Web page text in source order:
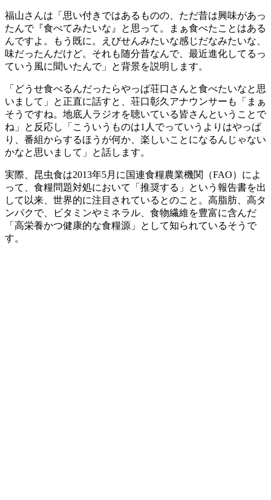
福山さんは「思い付きではあるものの、ただ昔は興味があっ
たんで『食べてみたいな』と思って。まぁ食べたことはある
んですよ。もう既に。えびせんみたいな感じだなみたいな、
味だったんだけど。それも随分昔なんで、最近進化してるっ
ていう風に聞いたんで」と背景を説明します。
「どうせ食べるんだったらやっぱ荘口さんと食べたいなと思
いまして」と正直に話すと、荘口彰久アナウンサーも「まぁ
そうですね。地底人ラジオを聴いている皆さんということで
ね」と反応し「こういうものは1人でっていうよりはやっぱ
り、番組からするほうが何か、楽しいことになるんじゃない
かなと思いまして」と話します。
実際、昆虫食は2013年5月に国連食糧農業機関（FAO）によ
って、食糧問題対処において「推奨する」という報告書を出
して以来、世界的に注目されているとのこと。高脂肪、高タ
ンパクで、ビタミンやミネラル、食物繊維を豊富に含んだ
「高栄養かつ健康的な食糧源」として知られているそうで
す。